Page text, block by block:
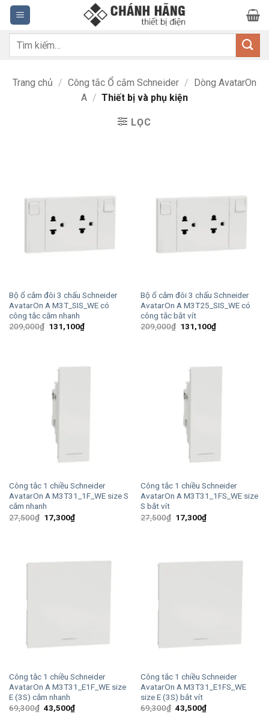
Bỏ
qua
nội
dung
Tìm
Trang chủ / Công tắc Ổ cắm Schneider / Dòng AvatarOn
A / Thiết bị và phụ kiện
LỌC
Bộ ổ cắm đôi 3 chấu Schneider
AvatarOn A M3T_SIS_WE có
công tắc cắm nhanh
209,000₫ Giá
131,100₫Giá
hiện
Bộ ổ cắm đôi 3 chấu Schneider
AvatarOn A M3T25_SIS_WE có
công tắc bắt vít
209,000₫ Giá
131,100₫Giá
hiện
Công tắc 1 chiều Schneider
AvatarOn A M3T31_1F_WE size S
cắm nhanh
27,500₫ Giá
gốc
17,300₫Giá
hiện
Công tắc 1 chiều Schneider
AvatarOn A M3T31_1FS_WE size
S bắt vít
27,500₫ Giá
gốc
17,300₫Giá
hiện
Công tắc 1 chiều Schneider
AvatarOn A M3T31_E1F_WE size
E (3S) cắm nhanh
69,300₫ Giá
gốc
43,500₫Giá
hiện
Công tắc 1 chiều Schneider
AvatarOn A M3T31_E1FS_WE
size E (3S) bắt vít
69,300₫ Giá
gốc
43,500₫Giá
hiện